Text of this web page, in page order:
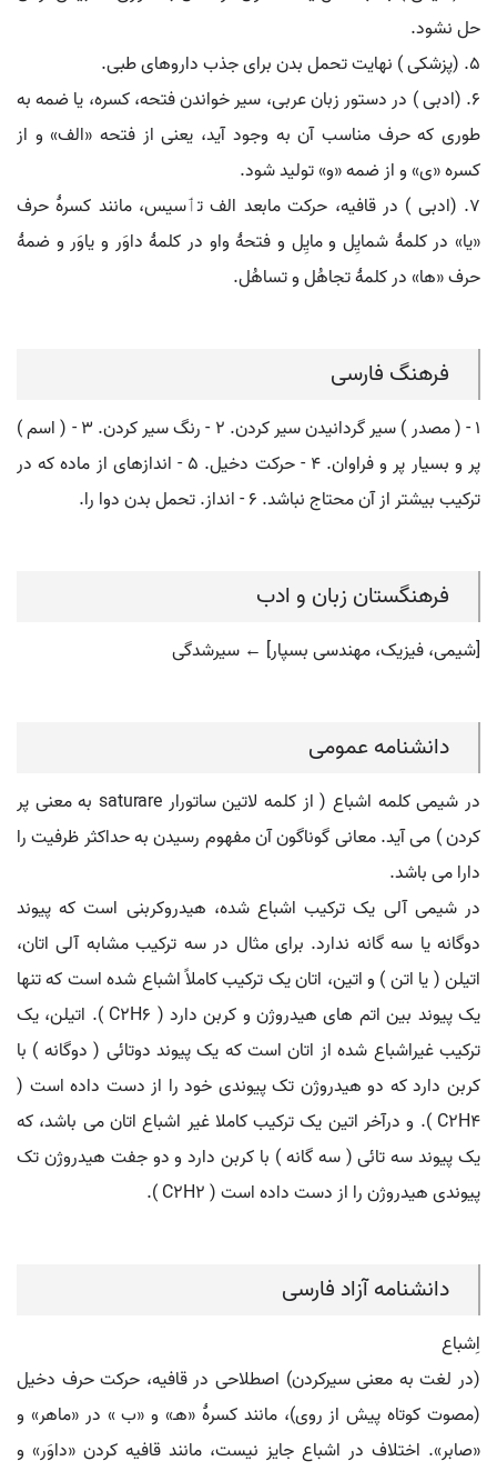
حل نشود.
۵. (پزشکی ) نهایت تحمل بدن برای جذب داروهای طبی.
۶. (ادبی ) در دستور زبان عربی، سیر خواندن فتحه، کسره، یا ضمه به
طوری که حرف مناسب آن به وجود آید، یعنی از فتحه «الف» و از
کسره «ی» و از ضمه «و» تولید شود.
۷. (ادبی ) در قافیه، حرکت مابعد الف تٲسیس، مانند کسرۀ حرف
«یا» در کلمۀ شمایِل و مایِل و فتحۀ واو در کلمۀ داوَر و یاوَر و ضمۀ
حرف «ها» در کلمۀ تجاهُل و تساهُل.
فرهنگ فارسی
۱ - ( مصدر ) سیر گردانیدن سیر کردن. ۲ - رنگ سیر کردن. ۳ - ( اسم )
پر و بسیار پر و فراوان. ۴ - حرکت دخیل. ۵ - اندازهای از ماده که در
ترکیب بیشتر از آن محتاج نباشد. ۶ - انداز. تحمل بدن دوا را.
فرهنگستان زبان و ادب
[شیمی، فیزیک، مهندسی بسپار] ← سیرشدگی
دانشنامه عمومی
در شیمی کلمه اشباع ( از کلمه لاتین ساتورار saturare به معنی پر
کردن ) می آید. معانی گوناگون آن مفهوم رسیدن به حداکثر ظرفیت را
دارا می باشد.
در شیمی آلی یک ترکیب اشباع شده، هیدروکربنی است که پیوند
دوگانه یا سه گانه ندارد. برای مثال در سه ترکیب مشابه آلی اتان،
اتیلن ( یا اتن ) و اتین، اتان یک ترکیب کاملاً اشباع شده است که تنها
یک پیوند بین اتم های هیدروژن و کربن دارد ( C2H6 ). اتیلن، یک
ترکیب غیراشباع شده از اتان است که یک پیوند دوتائی ( دوگانه ) با
کربن دارد که دو هیدروژن تک پیوندی خود را از دست داده است (
C2H4 ). و درآخر اتین یک ترکیب کاملا غیر اشباع اتان می باشد، که
یک پیوند سه تائی ( سه گانه ) با کربن دارد و دو جفت هیدروژن تک
پیوندی هیدروژن را از دست داده است ( C2H2 ).
دانشنامه آزاد فارسی
اِشباع
(در لغت به معنی سیرکردن) اصطلاحی در قافیه، حرکت حرف دخیل
(مصوت کوتاه پیش از روی)، مانند کسرۀ «هـ» و «ب » در «ماهر» و
«صابر». اختلاف در اشباع جایز نیست، مانند قافیه کردن «داوَر» و